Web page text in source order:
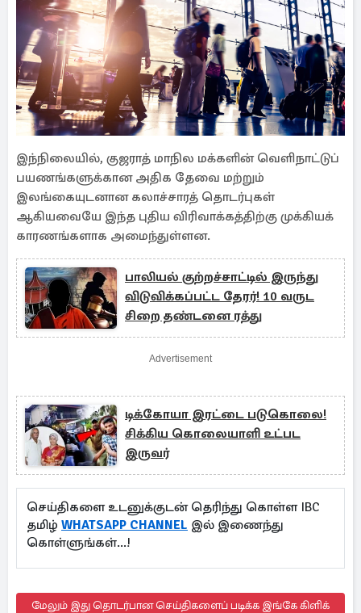
இந்நிலையில், குஜராத் மாநில மக்களின் வெளிநாட்டுப்
பயணங்களுக்கான அதிக தேவை மற்றும்
இலங்கையுடனான கலாச்சாரத் தொடர்புகள்
ஆகியவையே இந்த புதிய விரிவாக்கத்திற்கு முக்கியக்
காரணங்களாக அமைந்துள்ளன.
பாலியல் குற்றச்சாட்டில் இருந்து
விடுவிக்கப்பட்ட தேரர்! 10 வருட
சிறை தண்டனை ரத்து
Advertisement
டிக்கோயா இரட்டை படுகொலை!
சிக்கிய கொலையாளி உட்பட
இருவர்
செய்திகளை உடனுக்குடன் தெரிந்து கொள்ள IBC
தமிழ் WHATSAPP CHANNEL இல் இணைந்து
கொள்ளுங்கள்...!
மேலும் இது தொடர்பான செய்திகளைப் படிக்க இங்கே கிளிக்